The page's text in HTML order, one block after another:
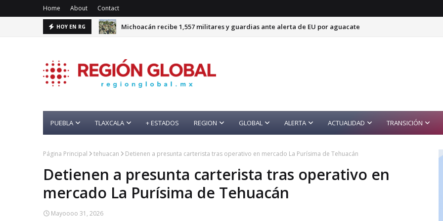
Home About Contact
HOY EN RG Michoacán recibe 1,557 militares y guardias ante alerta de EU por aguacate
PUEBLA TLAXCALA + ESTADOS REGION GLOBAL ALERTA ACTUALIDAD TRANSICIÓN
Página Principal tehuacan Detienen a presunta carterista tras operativo en mercado La Purísima de Tehuacán
Detienen a presunta carterista tras operativo en
mercado La Purísima de Tehuacán
Mayoooo 31, 2026